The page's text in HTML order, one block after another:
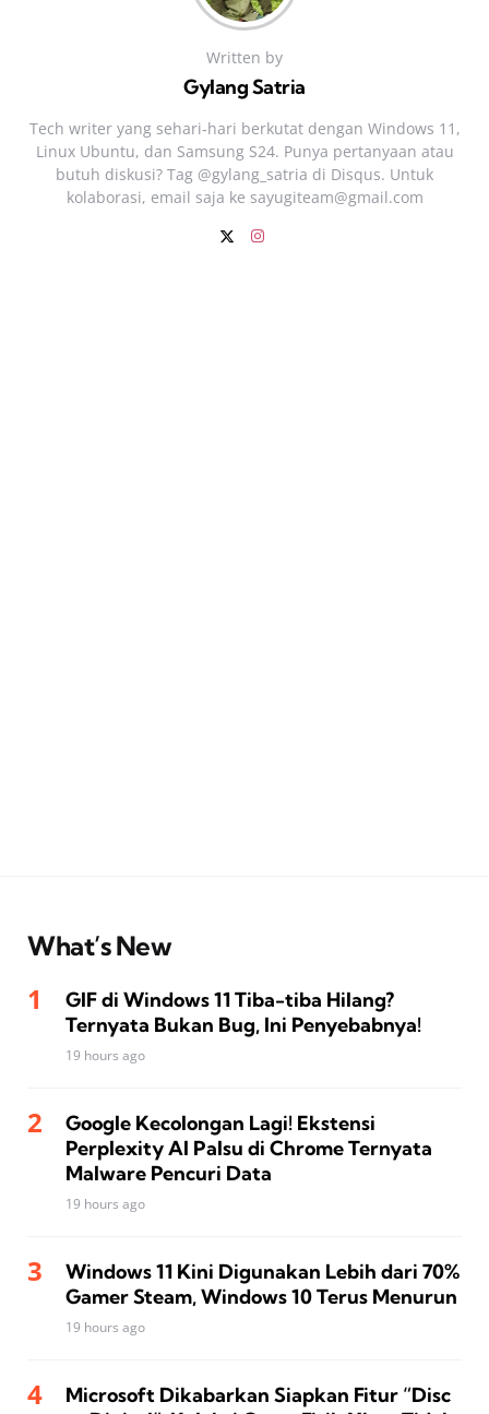
Written by
Gylang Satria
Tech writer yang sehari‑hari berkutat dengan Windows 11,
Linux Ubuntu, dan Samsung S24. Punya pertanyaan atau
butuh diskusi? Tag @gylang_satria di Disqus. Untuk
kolaborasi, email saja ke sayugiteam@gmail.com
What’s New
GIF di Windows 11 Tiba-tiba Hilang?
Ternyata Bukan Bug, Ini Penyebabnya!
19 hours ago
Google Kecolongan Lagi! Ekstensi
Perplexity AI Palsu di Chrome Ternyata
Malware Pencuri Data
19 hours ago
Windows 11 Kini Digunakan Lebih dari 70%
Gamer Steam, Windows 10 Terus Menurun
19 hours ago
Microsoft Dikabarkan Siapkan Fitur “Disc